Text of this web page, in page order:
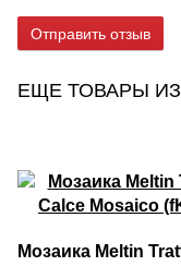
Отправить отзыв
ЕЩЕ ТОВАРЫ
Мозаика Meltin